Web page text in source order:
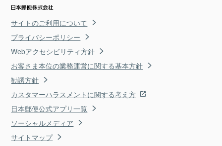
サイトのご利用について
プライバシーポリシー
Webアクセシビリティ方針
お客さま本位の業務運営に関する基本方針
勧誘方針
カスタマーハラスメントに関する考え方
日本郵便公式アプリ一覧
ソーシャルメディア
サイトマップ